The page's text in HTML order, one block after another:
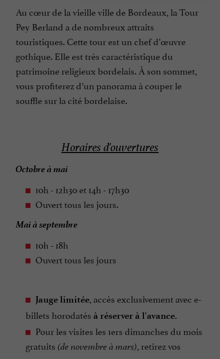
Au cœur de la vieille ville de Bordeaux, la Tour
Pey Berland a de nombreux attraits
touristiques. Cette tour est un chef d’œuvre
gothique. Elle est très caractéristique du
patrimoine religieux bordelais. À son sommet,
vous profiterez d’un panorama à couper le
souffle sur la cité bordelaise.
Horaires d'ouvertures
Octobre à mai
10h - 12h30​ et 14h - 17h30
Ouvert tous les jours.
Mai à septembre
10h - 18h
Ouvert tous les jours
Jauge limitée , accès exclusivement avec​ e-
billets horodatés​ à réserver à l'avance.
Pour les visites les 1ers dimanches du mois
gratuits (de novembre à mars) , retirez vos